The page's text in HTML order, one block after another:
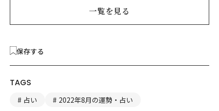
一覧を見る
保存する
TAGS
占い 2022年8月の運勢・占い